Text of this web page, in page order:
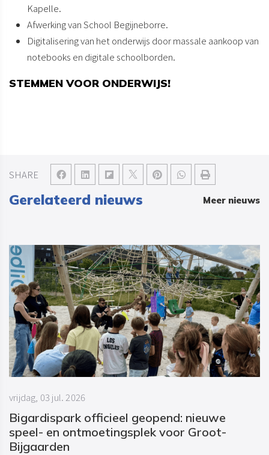
SHARE
Kapelle.
Afwerking van School Begijneborre.
Digitalisering van het onderwijs door massale aankoop van
notebooks en digitale schoolborden.
STEMMEN VOOR ONDERWIJS!
Gerelateerd nieuws Meer nieuws
Bigardispark officieel geopend: nieuwe
speel- en ontmoetingsplek voor Groot-
Bijgaarden
vrijdag, 03 jul. 2026